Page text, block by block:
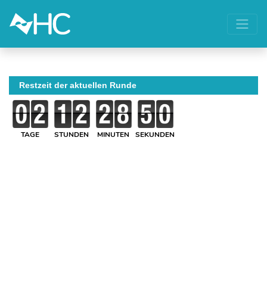
Restzeit der aktuellen Runde
TAGE STUNDEN MINUTEN SEKUNDEN